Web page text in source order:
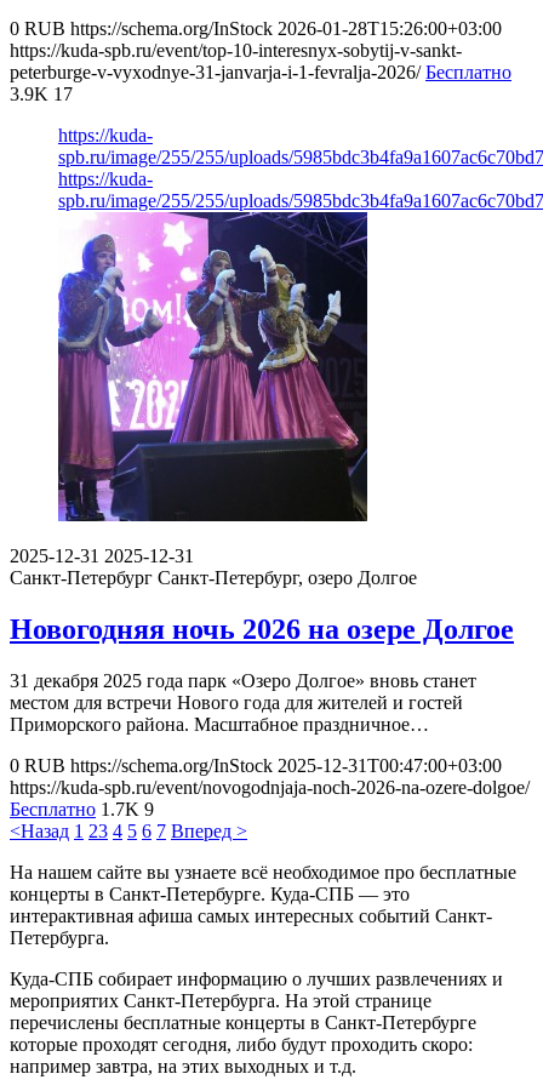
0 RUB https://schema.org/InStock 2026-01-28T15:26:00+03:00
https://kuda-spb.ru/event/top-10-interesnyx-sobytij-v-sankt-
peterburge-v-vyxodnye-31-janvarja-i-1-fevralja-2026/ Бесплатно
3.9K 17
https://kuda-
spb.ru/image/255/255/uploads/
https://kuda-
spb.ru/image/255/255/uploads/
2025-12-31 2025-12-31
Санкт-Петербург Санкт-Петербург, озеро Долгое
Новогодняя ночь 2026 на озере Долгое
31 декабря 2025 года парк «Озеро Долгое» вновь станет
местом для встречи Нового года для жителей и гостей
Приморского района. Масштабное праздничное…
0 RUB https://schema.org/InStock 2025-12-31T00:47:00+03:00
https://kuda-spb.ru/event/novogodnjaja-noch-2026-na-ozere-dolgoe/
Бесплатно 1.7K 9
<Назад 1 23 4 5 6 7 Вперед >
На нашем сайте вы узнаете всё необходимое про бесплатные
концерты в Санкт-Петербурге. Куда-СПБ — это
интерактивная афиша самых интересных событий Санкт-
Петербурга.
Куда-СПБ собирает информацию о лучших развлечениях и
мероприятих Санкт-Петербурга. На этой странице
перечислены бесплатные концерты в Санкт-Петербурге
которые проходят сегодня, либо будут проходить скоро:
например завтра, на этих выходных и т.д.